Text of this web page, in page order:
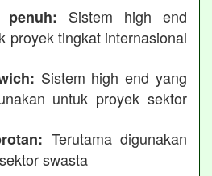
penuh: Sistem high end
proyek tingkat internasional
Sistem high end yang
untuk proyek sektor
Terutama digunakan
swasta